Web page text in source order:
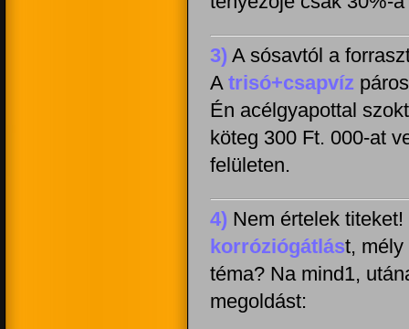
3) A sósavtól a
A trisó+csapvíz
Én acélgyapottal
köteg 300 Ft. 000-at
felületen.
4) Nem értelek
korróziógátlást, mély
téma? Na mind1,
megoldást: